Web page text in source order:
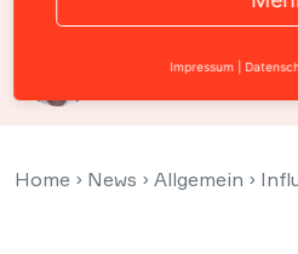
30. Oktober 2025
Home › News › Allgemein ›
Impressum